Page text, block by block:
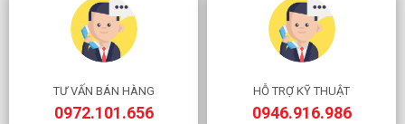
TƯ VẤN BÁN HÀNG
0972.101.656
HỖ TRỢ KỸ THUẬT
0946.916.986